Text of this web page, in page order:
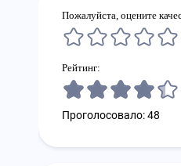
Пожалуйста, оцените
Рейтинг:
Проголосовало: 48